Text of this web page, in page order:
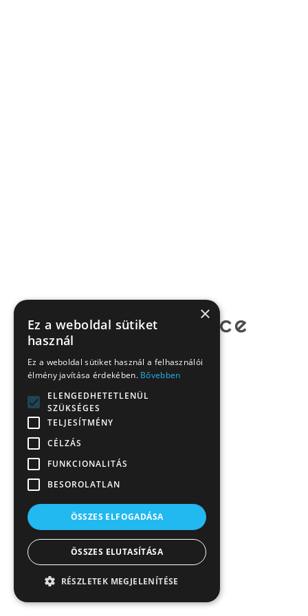
×
Ez a weboldal sütiket
használ
Ez a weboldal sütiket használ a felhasználói
élmény javítása érdekében. Bővebben
ELENGEDHETETLENÜL
SZÜKSÉGES
TELJESÍTMÉNY
CÉLZÁS
FUNKCIONALITÁS
BESOROLATLAN
ÖSSZES ELFOGADÁSA
ÖSSZES ELUTASÍTÁSA
RÉSZLETEK MEGJELENÍTÉSE